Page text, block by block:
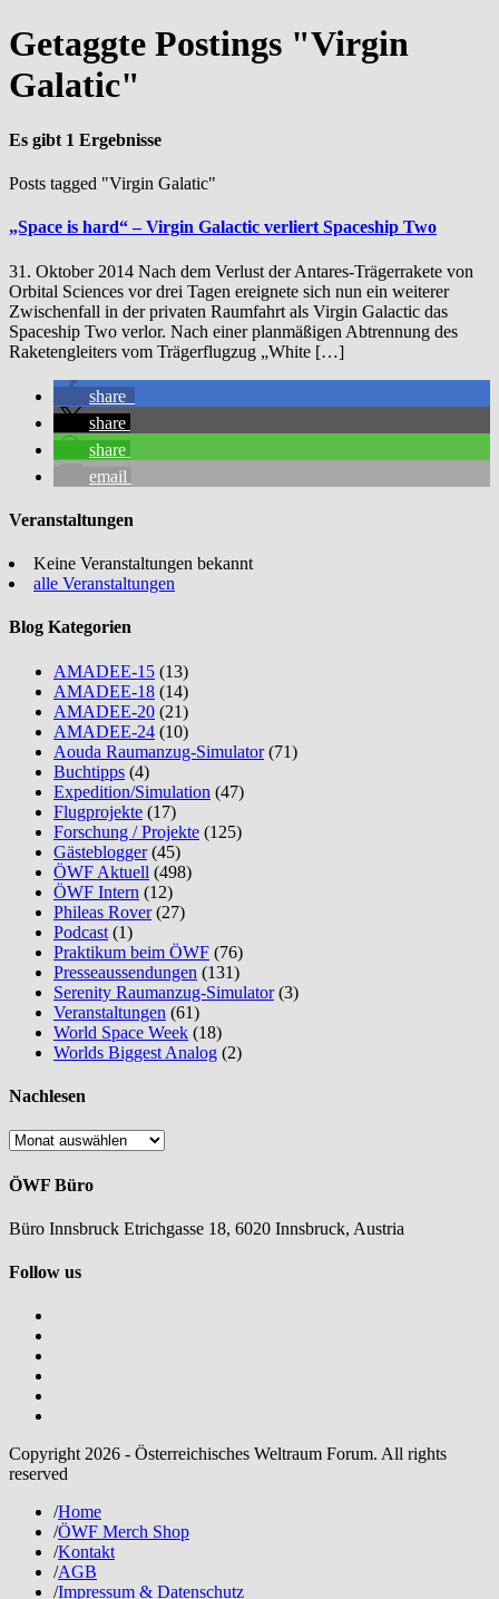
Getaggte Postings "Virgin
Galatic"
Es gibt 1 Ergebnisse
Posts tagged "Virgin Galatic"
„Space is hard“ – Virgin Galactic verliert Spaceship Two
31. Oktober 2014 Nach dem Verlust der Antares-Trägerrakete von
Orbital Sciences vor drei Tagen ereignete sich nun ein weiterer
Zwischenfall in der privaten Raumfahrt als Virgin Galactic das
Spaceship Two verlor. Nach einer planmäßigen Abtrennung des
Raketengleiters vom Trägerflugzug „White […]
share
share
share
email
Veranstaltungen
Keine Veranstaltungen bekannt
alle Veranstaltungen
Blog Kategorien
AMADEE-15 (13)
AMADEE-18 (14)
AMADEE-20 (21)
AMADEE-24 (10)
Aouda Raumanzug-Simulator(71)
Buchtipps (4)
Expedition/Simulation (47)
Flugprojekte (17)
Forschung / Projekte (125)
Gästeblogger(45)
ÖWF Aktuell (498)
ÖWF Intern (12)
Phileas Rover(27)
Podcast (1)
Praktikum beim ÖWF (76)
Presseaussendungen (131)
Serenity Raumanzug-Simulator(3)
Veranstaltungen (61)
World Space Week (18)
Worlds Biggest Analog (2)
Nachlesen
Nachlesen
ÖWF Büro
Büro Innsbruck Etrichgasse 18, 6020 Innsbruck, Austria
Follow us
Copyright 2026 - Österreichisches Weltraum Forum. All rights
reserved
/Home
/ÖWF Merch Shop
/Kontakt
/AGB
/Impressum & Datenschutz